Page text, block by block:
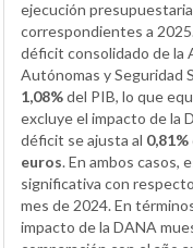
ejecución
correspondientes a
déficit consolidado de la
Autónomas y Seguridad
1,08%del PIB, lo que
excluye el impacto de la
déficit se ajusta al 0,81%
euros. En ambos casos,
significativa con
mes de 2024. En
impacto de la DANA